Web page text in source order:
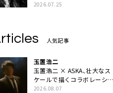
2026.07.25
人気記事
玉置浩二
玉置浩二 × ASKA、壮大なス
ケールで描くコラボレーショ
ン曲「音銀河」リリース決定。
2026.08.07